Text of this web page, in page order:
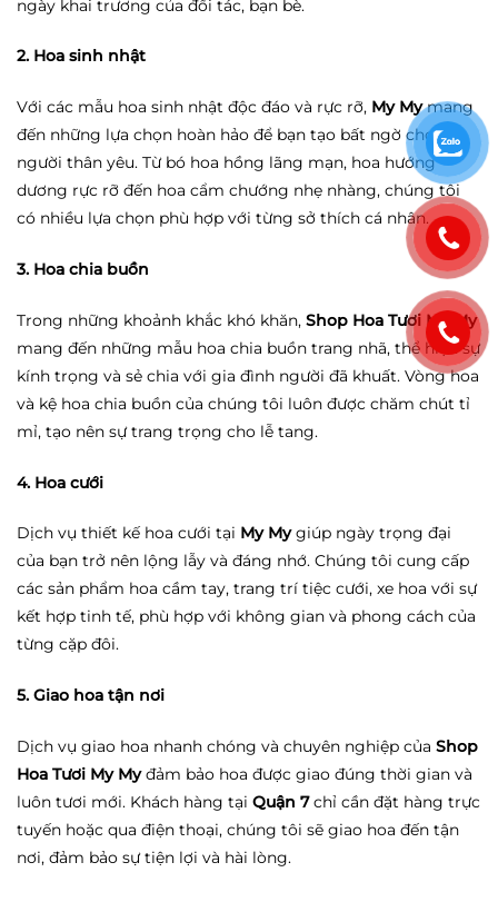
ngày khai trương của đối tác, bạn bè.
2. Hoa sinh nhật
Với các mẫu hoa sinh nhật độc đáo và rực rỡ, My Mymang
đến những lựa chọn hoàn hảo để bạn tạo bất ngờ cho
người thân yêu. Từ bó hoa hồng lãng mạn, hoa hướng
dương rực rỡ đến hoa cẩm chướng nhẹ nhàng, chúng tôi
có nhiều lựa chọn phù hợp với từng sở thích cá nhân.
3. Hoa chia buồn
Trong những khoảnh khắc khó khăn, Shop Hoa Tươi My My
mang đến những mẫu hoa chia buồn trang nhã, thể hiện sự
kính trọng và sẻ chia với gia đình người đã khuất. Vòng hoa
và kệ hoa chia buồn của chúng tôi luôn được chăm chút tỉ
mỉ, tạo nên sự trang trọng cho lễ tang.
4. Hoa cưới
Dịch vụ thiết kế hoa cưới tại My Mygiúp ngày trọng đại
của bạn trở nên lộng lẫy và đáng nhớ. Chúng tôi cung cấp
các sản phẩm hoa cầm tay, trang trí tiệc cưới, xe hoa với sự
kết hợp tinh tế, phù hợp với không gian và phong cách của
từng cặp đôi.
5. Giao hoa tận nơi
Dịch vụ giao hoa nhanh chóng và chuyên nghiệp của Shop
Hoa Tươi My Myđảm bảo hoa được giao đúng thời gian và
luôn tươi mới. Khách hàng tại Quận 7chỉ cần đặt hàng trực
tuyến hoặc qua điện thoại, chúng tôi sẽ giao hoa đến tận
nơi, đảm bảo sự tiện lợi và hài lòng.